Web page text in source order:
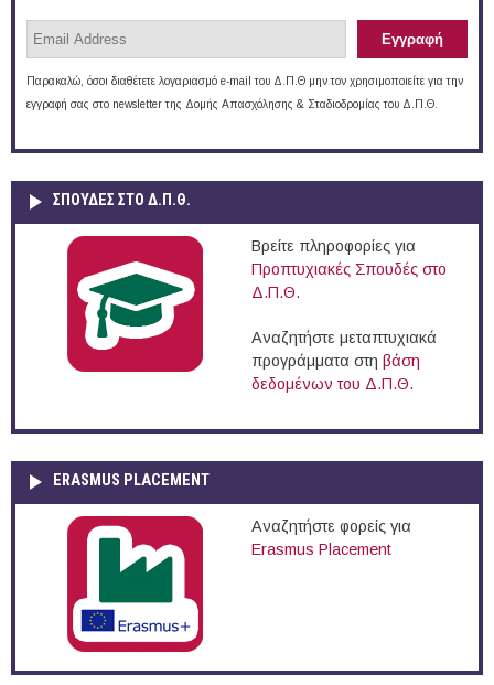
Παρακαλώ, όσοι διαθέτετε λογαριασμό e-mail του Δ.Π.Θ μην τον χρησιμοποιείτε για την
εγγραφή σας στο newsletter της Δομής Απασχόλησης & Σταδιοδρομίας του Δ.Π.Θ.
ΣΠΟΥΔΈΣ ΣΤΟ Δ.Π.Θ.
Βρείτε πληροφορίες για
Προπτυχιακές Σπουδές στο
Δ.Π.Θ.
Αναζητήστε μεταπτυχιακά
προγράμματα στη βάση
δεδομένων του Δ.Π.Θ.
ERASMUS PLACEMENT
Αναζητήστε φορείς για
Erasmus Placement